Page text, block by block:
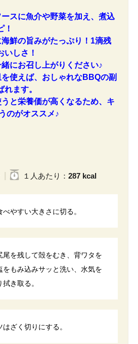
スに魚介や野菜を加え、煮込
！
海鮮の旨みがたっぷり！1滴残
いしさ！
にお召し上がりください♪
使えば、おしゃれなBBQの副
ます。
と栄養価が高くなるため、キ
のがオススメ♪
１人 あたり ： 287 kcal
べやすい大きさに切る。
尾を残して殻をむき、背ワタを
をもみ込みサッと洗い、水気を
拭き取る。
はざく切りにする。